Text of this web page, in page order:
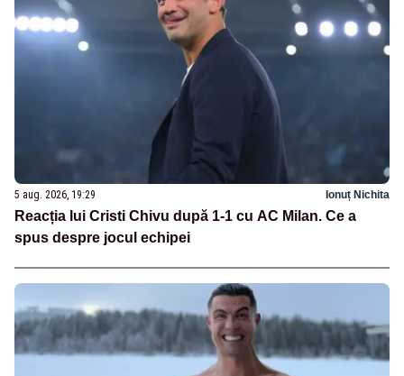
5 aug. 2026, 19:29 Ionuț Nichita
Reacția lui Cristi Chivu după 1-1 cu AC Milan. Ce a
spus despre jocul echipei